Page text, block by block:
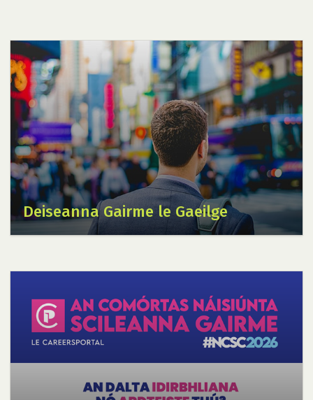
Deiseanna Gairme le Gaeilge